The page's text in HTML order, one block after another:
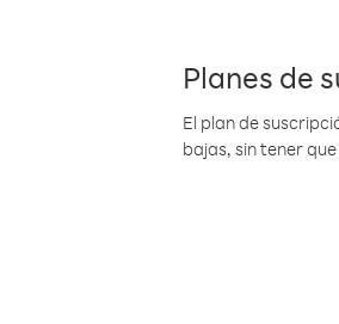
Planes de
El plan de
bajas, sin tener